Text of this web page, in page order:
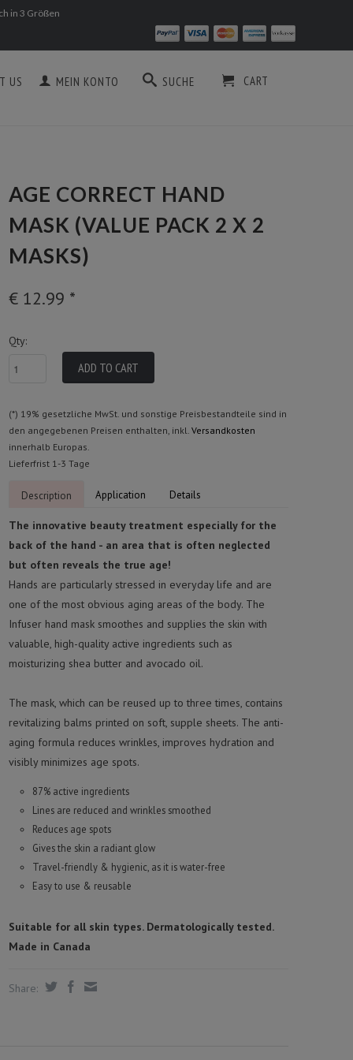
in 3 Größen
US MEIN KONTO SUCHE CART
AGE CORRECT HAND
MASK (VALUE PACK 2 X 2
MASKS)
€ 12.99 *
Qty:
(*) 19% gesetzliche MwSt. und sonstige Preisbestandteile sind in
den angegebenen Preisen enthalten, inkl. Versandkosten
innerhalb Europas.
Lieferfrist 1-3 Tage
Description Application Details
The innovative beauty treatment especially for the
back of the hand - an area that is often neglected
but often reveals the true age!
Hands are particularly stressed in everyday life and are
one of the most obvious aging areas of the body. The
Infuser hand mask smoothes and supplies the skin with
valuable, high-quality active ingredients such as
moisturizing shea butter and avocado oil.
The mask, which can be reused up to three times, contains
revitalizing balms printed on soft, supple sheets. The anti-
aging formula reduces wrinkles, improves hydration and
visibly minimizes age spots.
87% active ingredients
Lines are reduced and wrinkles smoothed
Reduces age spots
Gives the skin a radiant glow
Travel-friendly & hygienic, as it is water-free
Easy to use & reusable
Suitable for all skin types. Dermatologically tested.
Made in Canada
Share: